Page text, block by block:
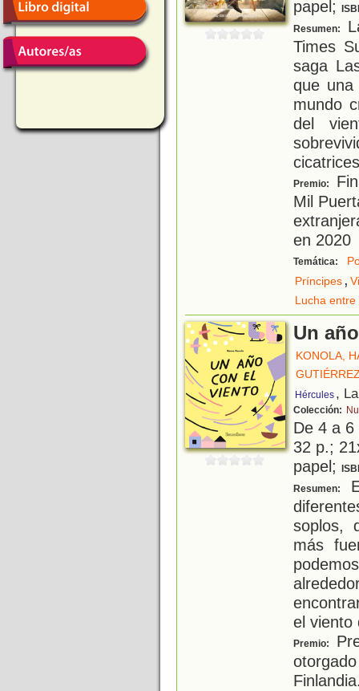
papel;
Resumen:
Times
saga
que
mundo
del
Premio:
Mil
en 2020
Temática:
Príncipes,
Lucha entre
Un
KONOLA,
Hércules ,
Colección:
De 4 a
32 p.;
papel;
Resumen:
soplos,
más
el viento
Premio: